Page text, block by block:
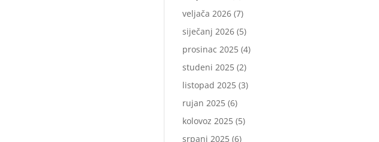
veljača 2026 (7)
siječanj 2026 (5)
prosinac 2025 (4)
studeni 2025 (2)
listopad 2025 (3)
rujan 2025 (6)
kolovoz 2025 (5)
srpanj 2025 (6)